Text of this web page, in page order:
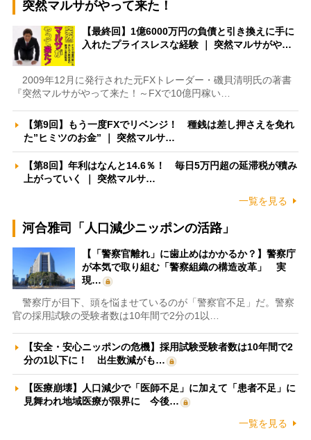
突然マルサがやって来た！
【最終回】1億6000万円の負債と引き換えに手に
入れたプライスレスな経験 ｜ 突然マルサがや…
2009年12月に発行された元FXトレーダー・磯貝清明氏の著書
『突然マルサがやって来た！～FXで10億円稼い…
【第9回】もう一度FXでリベンジ！ 種銭は差し押さえを免れ
た”ヒミツのお金” ｜ 突然マルサ…
【第8回】年利はなんと14.6％！ 毎日5万円超の延滞税が積み
上がっていく ｜ 突然マルサ…
一覧を見る
河合雅司「人口減少ニッポンの活路」
【「警察官離れ」に歯止めはかかるか？】警察庁
が本気で取り組む「警察組織の構造改革」 実
現…
警察庁が目下、頭を悩ませているのが「警察官不足」だ。警察
官の採用試験の受験者数は10年間で2分の1以…
【安全・安心ニッポンの危機】採用試験受験者数は10年間で2
分の1以下に！ 出生数減がも…
【医療崩壊】人口減少で「医師不足」に加えて「患者不足」に
見舞われ地域医療が限界に 今後…
一覧を見る